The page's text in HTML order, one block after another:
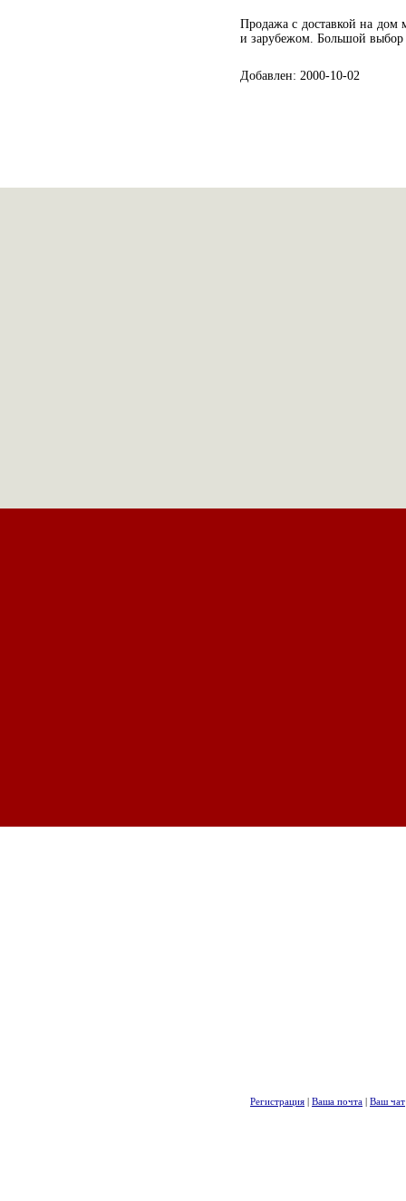
Продажа с доставкой на дом
и зарубежом. Большой
Добавлен: 2000-10-02
Регистрация | Ваша почта | Ваш чат